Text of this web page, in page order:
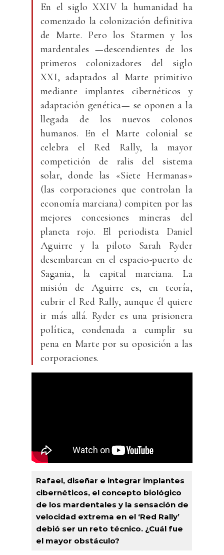
En el siglo XXIV la humanidad ha
comenzado la colonización definitiva
de Marte. Pero los Starmen y los
mardentales —descendientes de los
primeros colonizadores del siglo
XXI, adaptados al Marte primitivo
mediante implantes cibernéticos y
adaptación genética— se oponen a la
llegada de los nuevos colonos
humanos. En el Marte colonial se
celebra el Red Rally, la mayor
competición de ralis del sistema
solar, donde las «Siete Hermanas»
(las corporaciones que controlan la
economía marciana) compiten por las
mejores concesiones mineras del
planeta rojo. El periodista Daniel
Aguirre y la piloto Sarah Ryder
desembarcan en el espacio-puerto de
Sagania, la capital marciana. La
misión de Aguirre es, en teoría,
cubrir el Red Rally, aunque él quiere
ir más allá. Ryder es una prisionera
política, condenada a cumplir su
pena en Marte por su oposición a las
corporaciones.
Rafael, diseñar e integrar implantes
cibernéticos, el concepto biológico
de los mardentales y la sensación de
velocidad extrema en el ‘Red Rally’
debió ser un reto técnico. ¿Cuál fue
el mayor obstáculo?